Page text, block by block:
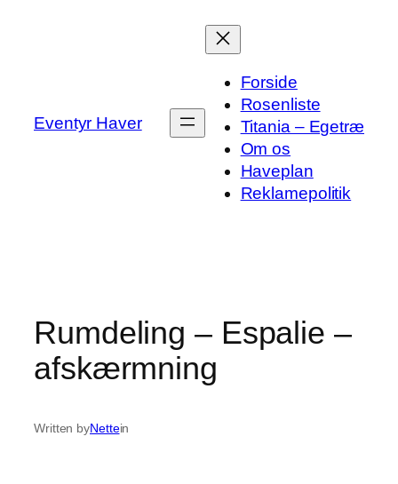
Eventyr Haver
Forside
Rosenliste
Titania – Egetræ
Om os
Haveplan
Reklamepolitik
Rumdeling – Espalie –
afskærmning
Written byNettein